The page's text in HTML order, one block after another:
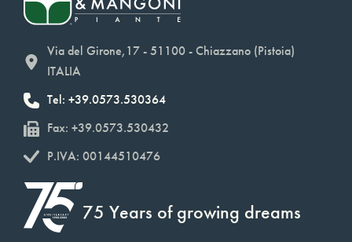
Via del Girone,17 - 51100 - Chiazzano (Pistoia)
ITALIA
Tel: +39.0573.530364
Fax: +39.0573.530432
P.IVA: 00144510476
75 Years of growing dreams